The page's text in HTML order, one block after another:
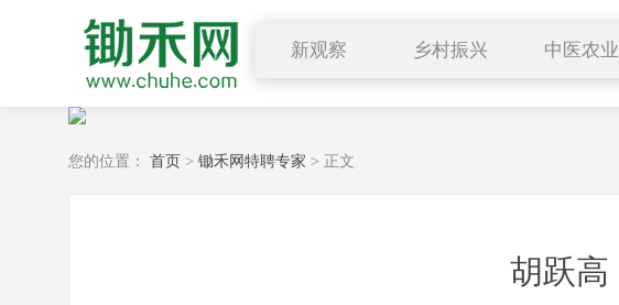
新观察 乡村振兴 中医农业
企业展播
您的位置： 首页 > 锄禾网特聘专家 > 正文
胡跃高